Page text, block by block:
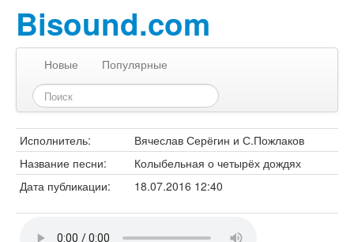
Bisound.com
Новые Популярные
Исполнитель:
Вячеслав Серёгин и С.Пожлаков
Название песни:
Колыбельная о четырёх дождях
Дата публикации:
18.07.2016 12:40